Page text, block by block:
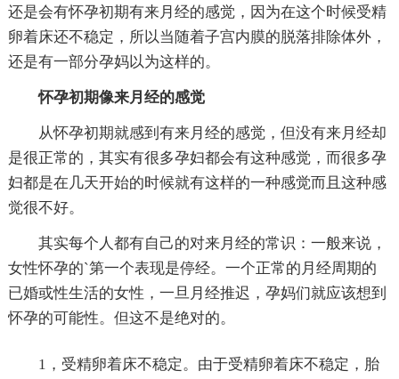
还是会有怀孕初期有来月经的感觉，因为在这个时候受精
卵着床还不稳定，所以当随着子宫内膜的脱落排除体外，
还是有一部分孕妈以为这样的。
怀孕初期像来月经的感觉
从怀孕初期就感到有来月经的感觉，但没有来月经却
是很正常的，其实有很多孕妇都会有这种感觉，而很多孕
妇都是在几天开始的时候就有这样的一种感觉而且这种感
觉很不好。
其实每个人都有自己的对来月经的常识：一般来说，
女性怀孕的`第一个表现是停经。一个正常的月经周期的
已婚或性生活的女性，一旦月经推迟，孕妈们就应该想到
怀孕的可能性。但这不是绝对的。
1，受精卵着床不稳定。由于受精卵着床不稳定，胎